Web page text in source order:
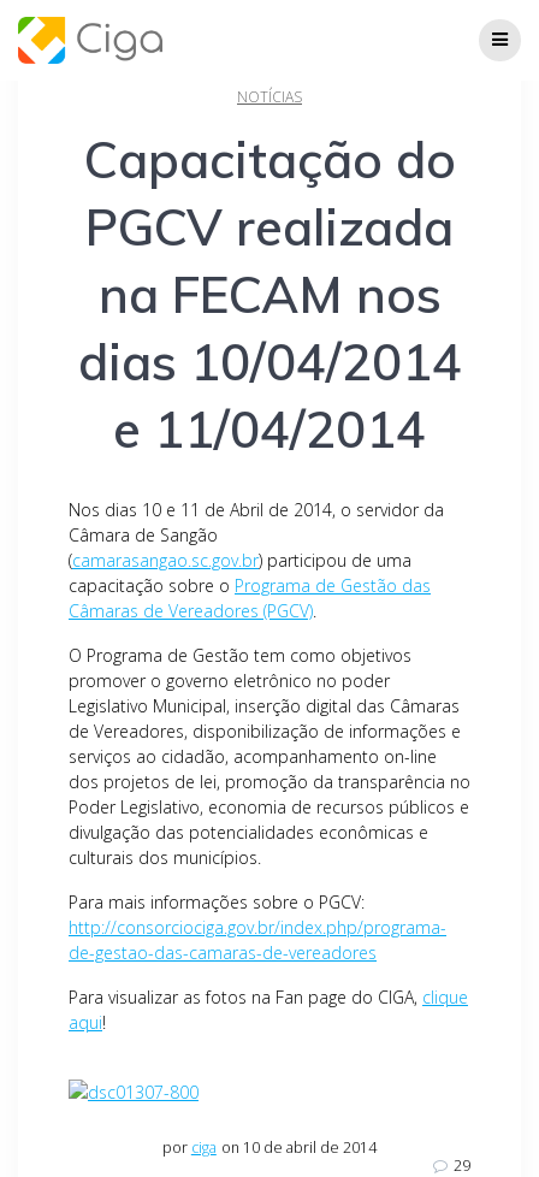
NOTÍCIAS
Capacitação do
PGCV realizada
na FECAM nos
dias 10/04/2014
e 11/04/2014
Nos dias 10 e 11 de Abril de 2014, o servidor da
Câmara de Sangão
(camarasangao.sc.gov.br) participou de uma
capacitação sobre o Programa de Gestão das
Câmaras de Vereadores (PGCV).
O Programa de Gestão tem como objetivos
promover o governo eletrônico no poder
Legislativo Municipal, inserção digital das Câmaras
de Vereadores, disponibilização de informações e
serviços ao cidadão, acompanhamento on-line
dos projetos de lei, promoção da transparência no
Poder Legislativo, economia de recursos públicos e
divulgação das potencialidades econômicas e
culturais dos municípios.
Para mais informações sobre o PGCV:
http://consorciociga.gov.br/index.php/programa-
de-gestao-das-camaras-de-vereadores
Para visualizar as fotos na Fan page do CIGA, clique
aqui!
por ciga on 10 de abril de 2014
29